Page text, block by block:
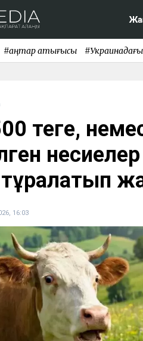
#қаңтар қақтығысы #Украинадағы
теңге,
16:03